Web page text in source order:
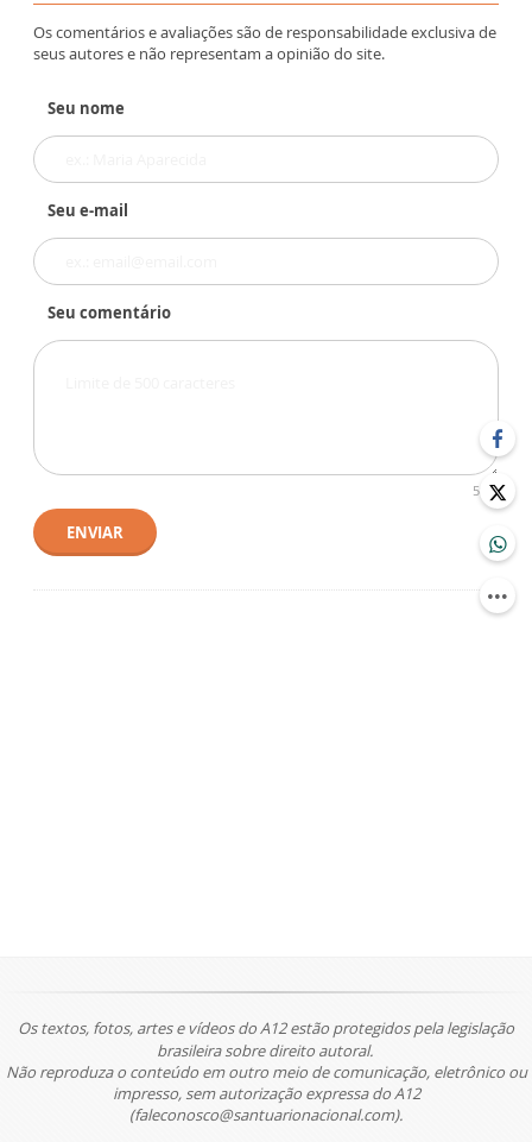
Os comentários e avaliações são de responsabilidade exclusiva de
seus autores e não representam a opinião do site.
Seu nome
Seu e-mail
Seu comentário
500
ENVIAR
Os textos, fotos, artes e vídeos do A12 estão protegidos pela legislação
brasileira sobre direito autoral.
Não reproduza o conteúdo em outro meio de comunicação, eletrônico ou
impresso, sem autorização expressa do A12
(faleconosco@santuarionacional.com).